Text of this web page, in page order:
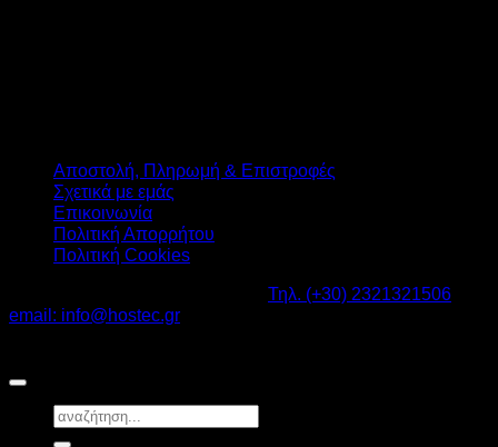
Αποστολή, Πληρωμή & Επιστροφές
Σχετικά με εμάς
Επικοινωνία
Πολιτική Απορρήτου
Πολιτική Cookies
Τηλ. (+30) 2321321506
email: info@hostec.gr
Αναζήτηση
για: